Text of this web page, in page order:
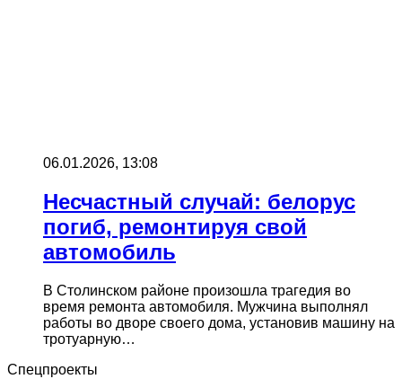
06.01.2026, 13:08
Несчастный случай: белорус
погиб, ремонтируя свой
автомобиль
В Столинском районе произошла трагедия во
время ремонта автомобиля. Мужчина выполнял
работы во дворе своего дома, установив машину на
тротуарную…
Спецпроекты